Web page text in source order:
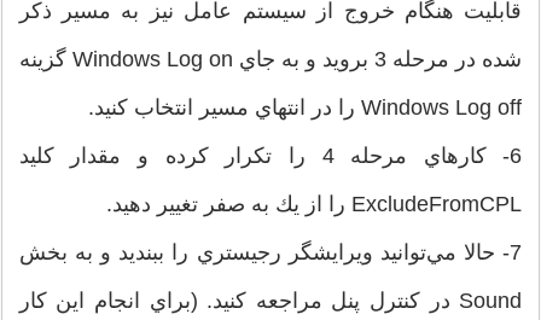
قابليت هنگام خروج از سيستم‌ عامل نيز به مسير ذكر
شده در مرحله 3 برويد و به ‌جاي Windows Log on گزينه
Windows Log off را در انتهاي مسير انتخاب كنيد.
6- كارهاي مرحله 4 را تكرار كرده و مقدار كليد
ExcludeFromCPL را از يك به صفر تغيير دهيد.
7- حالا مي‌توانيد ويرايشگر رجيستري را ببنديد و به بخش
Sound در كنترل پنل مراجعه كنيد. (براي انجام اين كار